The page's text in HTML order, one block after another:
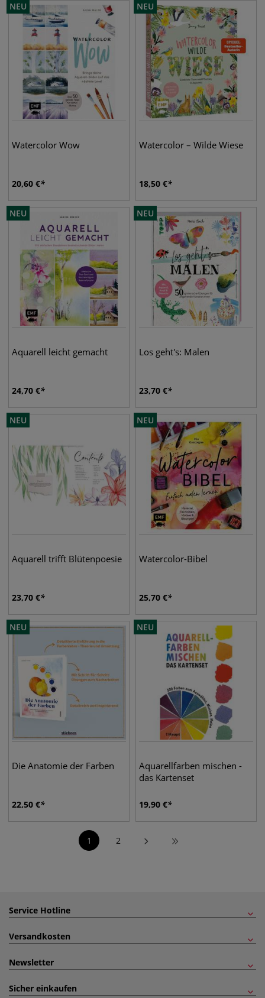
NEU
Watercolor Wow
20,60 €
NEU
Watercolor – Wilde Wiese
18,50 €
NEU
Aquarell leicht gemacht
24,70 €
NEU
Los geht's: Malen
23,70 €
NEU
Aquarell trifft Blütenpoesie
23,70 €
NEU
Watercolor-Bibel
25,70 €
NEU
Die Anatomie der Farben
22,50 €
NEU
Aquarellfarben mischen -
das Kartenset
19,90 €
1 2
Service Hotline
Versandkosten
Newsletter
Sicher einkaufen